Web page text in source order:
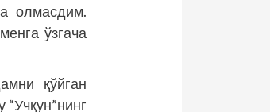
олмасдим.
ўзгача
қўйган